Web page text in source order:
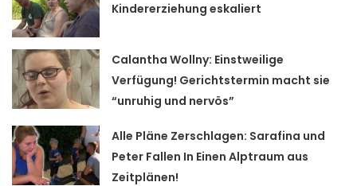
Kindererziehung eskaliert
Calantha Wollny: Einstweilige
Verfügung! Gerichtstermin macht sie
“unruhig und nervös”
Alle Pläne Zerschlagen: Sarafina und
Peter Fallen In Einen Alptraum aus
Zeitplänen!